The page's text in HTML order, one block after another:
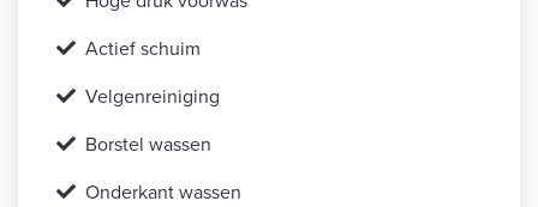
Actief schuim
Velgenreiniging
Borstel wassen
Onderkant wassen